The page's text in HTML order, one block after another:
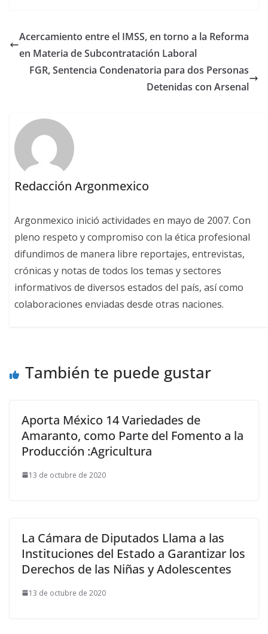
Acercamiento entre el IMSS, en torno a la Reforma
en Materia de Subcontratación Laboral
FGR, Sentencia Condenatoria para dos Personas
Detenidas con Arsenal
Redacción Argonmexico
Argonmexico inició actividades en mayo de 2007. Con
pleno respeto y compromiso con la ética profesional
difundimos de manera libre reportajes, entrevistas,
crónicas y notas de todos los temas y sectores
informativos de diversos estados del país, así como
colaboraciones enviadas desde otras naciones.
También te puede gustar
Aporta México 14 Variedades de
Amaranto, como Parte del Fomento a la
Producción :Agricultura
13 de octubre de 2020
La Cámara de Diputados Llama a las
Instituciones del Estado a Garantizar los
Derechos de las Niñas y Adolescentes
13 de octubre de 2020